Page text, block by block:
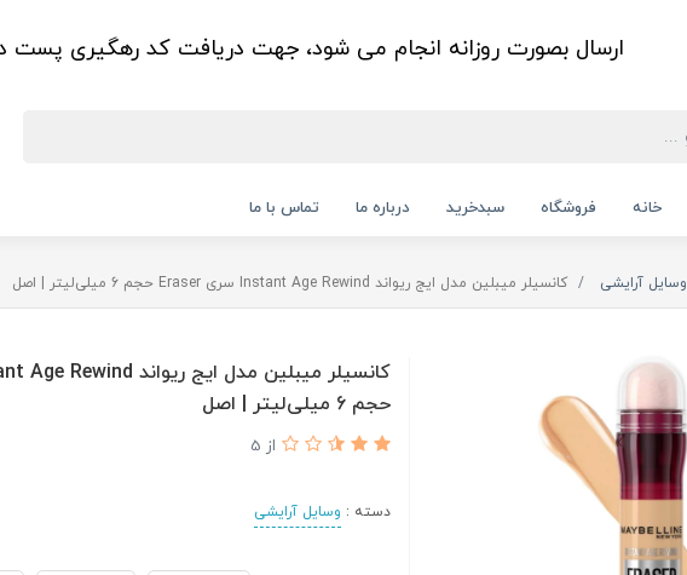
ارسال بصورت روزانه انجام می شود، جهت دریافت کد رهگیری پست
خانه فروشگاه سبدخرید درباره ما تماس با ما
وسایل آرایشی کانسیلر میبلین مدل ایج ریواند Instant Age Rewind سری Eraser حجم 6 میلی‌لیتر | اصل
حجم 6 میلی‌لیتر | اصل
از 5
دسته : وسایل آرایشی